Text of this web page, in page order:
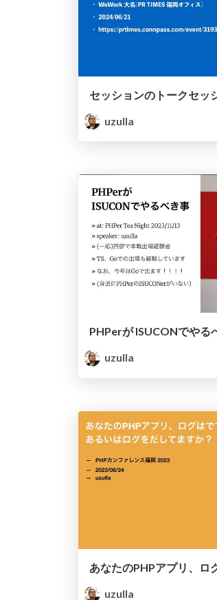
uzulla
PHPerが ISUCONでやる
uzulla
uzulla